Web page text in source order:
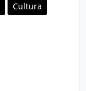
Cultura